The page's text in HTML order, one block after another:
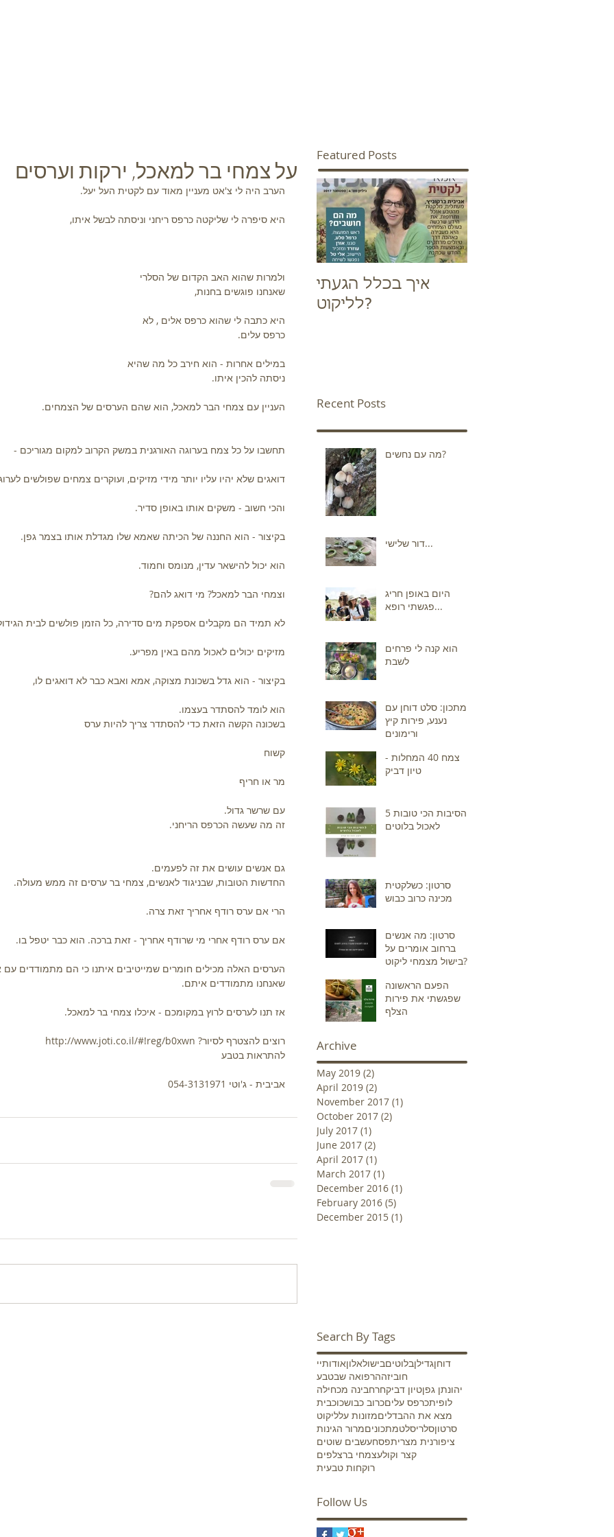
על צמחי בר למאכל, ירקות וערסים
הערב היה לי צ'אט מעניין מאוד עם לקטית העל יעל.
היא סיפרה לי שליקטה כרפס ריחני וניסתה לבשל איתו,
ולמרות שהוא האב הקדום של הסלרי
שאנחנו פוגשים בחנות,
היא כתבה לי שהוא כרפס אלים , לא
כרפס עלים.
במילים אחרות - הוא חירב כל מה שהיא
ניסתה להכין איתו.
העניין עם צמחי הבר למאכל, הוא שהם הערסים של הצמחים.
תחשבו על כל צמח בערוגה האורגנית במשק הקרוב למקום מגוריכם -
דואגים שלא יהיו עליו יותר מידי מזיקים, ועוקרים צמחים שפולשים
והכי חשוב - משקים אותו באופן סדיר.
בקיצור - הוא החננה של הכיתה שאמא שלו מגדלת אותו בצמר גפן.
הוא יכול להישאר עדין, מנומס וחמוד.
וצמחי הבר למאכל? מי דואג להם?
לא תמיד הם מקבלים אספקת מים סדירה, כל הזמן פולשים לבית
מזיקים יכולים לאכול מהם באין מפריע.
בקיצור - הוא גדל בשכונת מצוקה, אמא ואבא כבר לא דואגים לו,
הוא לומד להסתדר בעצמו.
בשכונה הקשה הזאת כדי להסתדר צריך להיות ערס
קשוח
מר או חריף
עם שרשר גדול.
זה מה שעשה הכרפס הריחני.
גם אנשים עושים את זה לפעמים.
החדשות הטובות, שבניגוד לאנשים, צמחי בר ערסים זה ממש מעולה.
הרי אם ערס רודף אחריך זאת צרה.
אם ערס רודף אחרי מי שרודף אחריך - זאת ברכה. הוא כבר יטפל בו.
הערסים האלה מכילים חומרים שמייטיבים איתנו כי הם מתמודדים עם
שאנחנו מתמודדים איתם.
אז תנו לערסים לרוץ במקומכם - איכלו צמחי בר למאכל.
רוצים להצטרף לסיור? http://www.joti.co.il/#!reg/b0xwn
להתראות בטבע
אביבית - ג'וטי 054-3131971
Featured Posts
איך בכלל הגעתי
לליקוט?
Recent Posts
מה עם נחשים?
דור שלישי...
היום באופן חריג
פגשתי רופא...
הוא קנה לי פרחים
לשבת
מתכון: סלט דוחן עם
נענע, פירות קיץ
ורימונים
צמח 40 המחלות -
טיון דביק
5 הסיבות הכי טובות
לאכול בלוטים
סרטון: כשלקטית
מכינה כרוב כבוש
סרטון: מה אנשים
ברחוב אומרים על
בישול מצמחי ליקוט?
הפעם הראשונה
שפגשתי את פירות
הצלף
Archive
May 2019 (2)
April 2019 (2)
November 2017 (1)
October 2017 (2)
July 2017 (1)
June 2017 (2)
April 2017 (1)
March 2017 (1)
December 2016 (1)
February 2016 (5)
December 2015 (1)
Search By Tags
אודותייאלוןבישולבלוטיםגדילןדוחן
הרפואה שבטבעחוביזה
חרחבינה מכחילהטיון דביקיהונתן גפן
כוכביתכרוב כבושכרפס עליםלופית
ליקוטמזונות עלמצא את ההבדלים
מרור הגינותמתכוניםסלטסלריסרטון
עשבים שוטיםפסחציפורנית מצרית
צלפיםצמחי ברקצר וקולע
רוקחות טבעית
Follow Us